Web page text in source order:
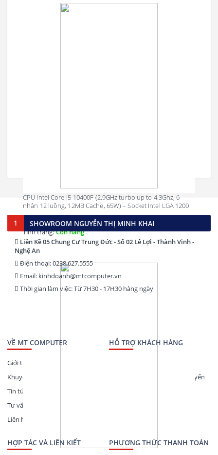
CPU Intel Core i5-10400F (2.9GHz turbo up to 4.3Ghz, 6
nhân 12 luồng, 12MB Cache, 65W) – Socket Intel LGA 1200
2,999,000 đ
Tình trạng: Còn hàng
1 SHOWROOM NGUYỄN THỊ MINH KHAI
Liền Kề 05 Chung Cư Trung Đức - Số 02 Lê Lợi - Thành Vinh -
Nghệ An
Điện thoại: 0238.627.5555
Email: kinhdoanh@mtcomputer.vn
Thời gian làm việc: Từ 7H30 - 17H30 hàng ngày
VỀ MT COMPUTER
Giới thiệu
Khuyến mãi
Tin tức công nghệ
Tư vấn mua hàng
Liên hệ
HỖ TRỢ KHÁCH HÀNG
Hướng dẫn mua hàng trực tuyến
HỢP TÁC VÀ LIÊN KIẾT PHƯƠNG THỨC THANH TOÁN